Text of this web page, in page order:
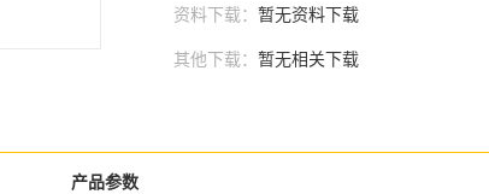
资料下载： 暂无资料下载
其他下载： 暂无相关下载
产品参数